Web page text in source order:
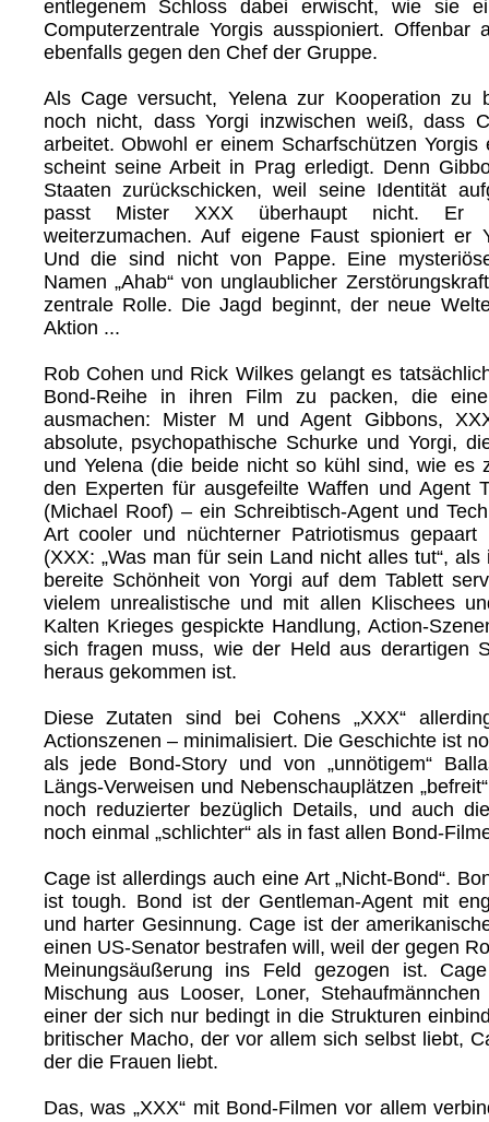
entlegenem Schloss dabei erwischt, wie sie
Computerzentrale Yorgis ausspioniert. Offenbar
ebenfalls gegen den Chef der Gruppe.
Als Cage versucht, Yelena zur Kooperation zu
noch nicht, dass Yorgi inzwischen weiß, dass
arbeitet. Obwohl er einem Scharfschützen Yorgis
scheint seine Arbeit in Prag erledigt. Denn
Staaten zurückschicken, weil seine Identität
passt Mister XXX überhaupt nicht. Er
weiterzumachen. Auf eigene Faust spioniert er
Und die sind nicht von Pappe. Eine
Namen „Ahab“ von unglaublicher
zentrale Rolle. Die Jagd beginnt, der neue
Aktion ...
Rob Cohen und Rick Wilkes gelangt es
Bond-Reihe in ihren Film zu packen, die
ausmachen: Mister M und Agent Gibbons,
absolute, psychopathische Schurke und Yorgi,
und Yelena (die beide nicht so kühl sind, wie es
den Experten für ausgefeilte Waffen und Agent
(Michael Roof) – ein Schreibtisch-Agent und
Art cooler und nüchterner Patriotismus
(XXX: „Was man für sein Land nicht alles tut“,
bereite Schönheit von Yorgi auf dem Tablett
vielem unrealistische und mit allen Klischees
Kalten Krieges gespickte Handlung, Action-
sich fragen muss, wie der Held aus derartigen
heraus gekommen ist.
Diese Zutaten sind bei Cohens „XXX“
Actionszenen – minimalisiert. Die Geschichte ist
als jede Bond-Story und von „unnötigem“
Längs-Verweisen und Nebenschauplätzen
noch reduzierter bezüglich Details, und auch
noch einmal „schlichter“ als in fast allen Bond-
Cage ist allerdings auch eine Art „Nicht-Bond“.
ist tough. Bond ist der Gentleman-Agent mit
und harter Gesinnung. Cage ist der
einen US-Senator bestrafen will, weil der gegen
Meinungsäußerung ins Feld gezogen ist.
Mischung aus Looser, Loner,
einer der sich nur bedingt in die Strukturen
britischer Macho, der vor allem sich selbst liebt,
der die Frauen liebt.
Das, was „XXX“ mit Bond-Filmen vor allem